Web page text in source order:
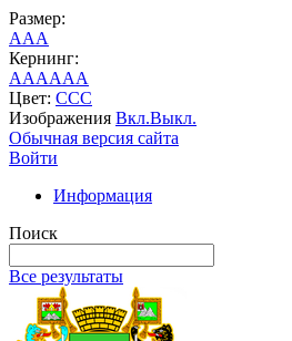
Размер:
AAA
Кернинг:
AAAAAA
Цвет: CCC
Изображения Вкл.Выкл.
Обычная версия сайта
Войти
Информация
Поиск
Все результаты